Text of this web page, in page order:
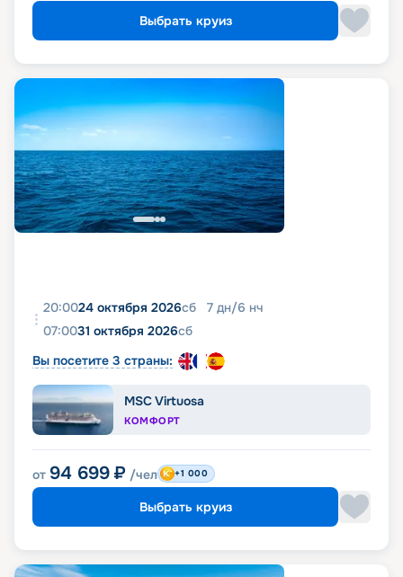
Выбрать круиз
20:0024 октября 2026сб 7 дн/6 нч
07:0031 октября 2026сб
Вы посетите 3 страны:
MSC Virtuosa
КОМФОРТ
от 94 699 ₽ /чел +1 000
Выбрать круиз